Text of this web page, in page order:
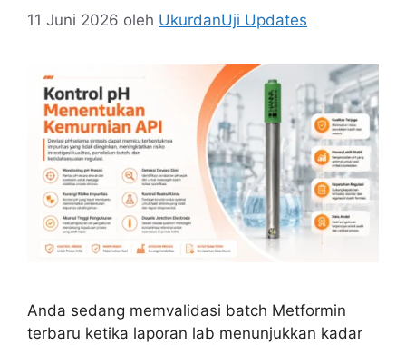
11 Juni 2026 oleh UkurdanUji Updates
Anda sedang memvalidasi batch Metformin
terbaru ketika laporan lab menunjukkan kadar